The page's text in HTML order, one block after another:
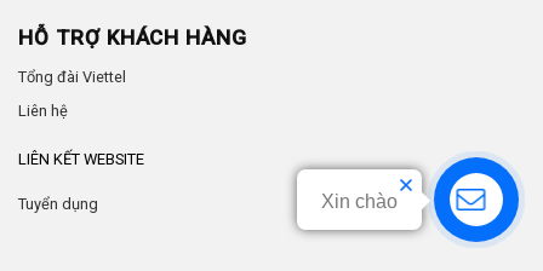
HỖ TRỢ KHÁCH HÀNG
Tổng đài Viettel
Liên hệ
LIÊN KẾT WEBSITE
Tuyển dụng Xin chào